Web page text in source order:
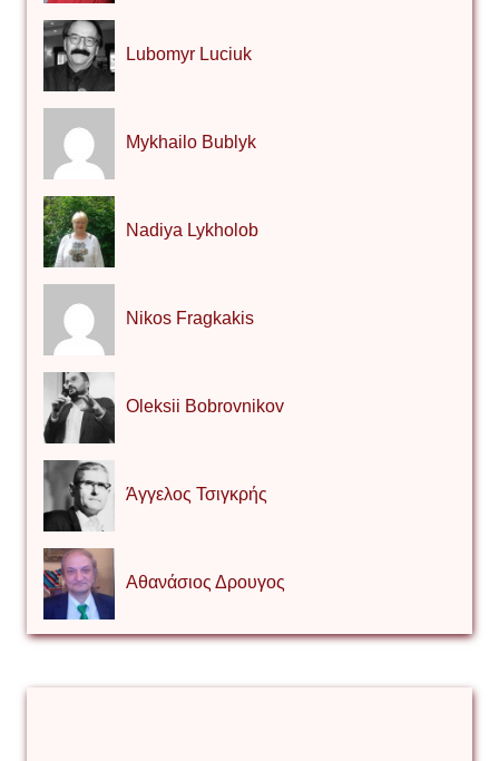
Lubomyr Luciuk
Mykhailo Bublyk
Nadiya Lykholob
Nikos Fragkakis
Oleksii Bobrovnikov
Άγγελος Τσιγκρής
Αθανάσιος Δρουγος